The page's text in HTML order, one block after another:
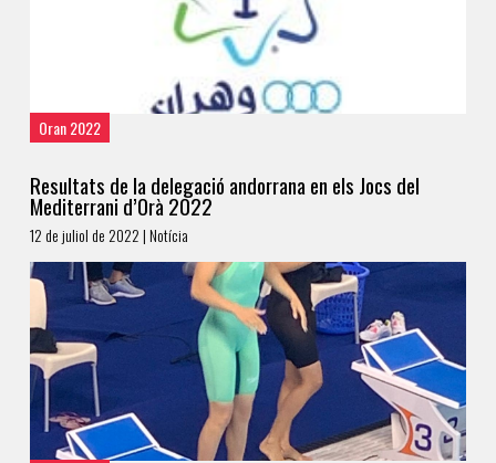
Oran 2022
Resultats de la delegació andorrana en els Jocs del
Mediterrani d’Orà 2022
12 de juliol de 2022 | Notícia